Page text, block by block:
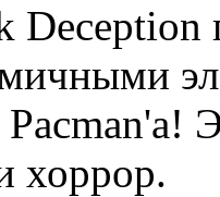
Pacman'а!
хоррор.